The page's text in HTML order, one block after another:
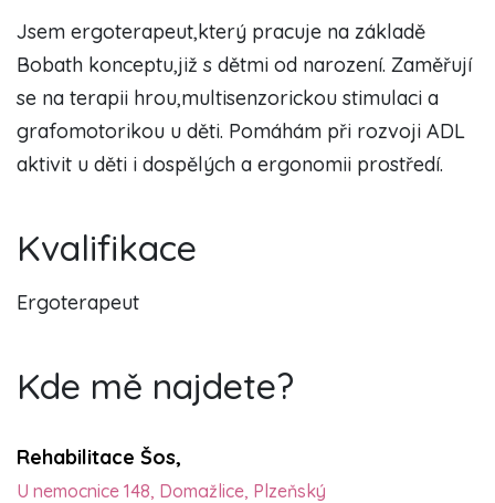
Jsem ergoterapeut,který pracuje na základě
Bobath konceptu,již s dětmi od narození. Zaměřují
se na terapii hrou,multisenzorickou stimulaci a
grafomotorikou u děti. Pomáhám při rozvoji ADL
aktivit u děti i dospělých a ergonomii prostředí.
Kvalifikace
Ergoterapeut
Kde mě najdete?
Rehabilitace Šos,
U nemocnice 148, Domažlice, Plzeňský